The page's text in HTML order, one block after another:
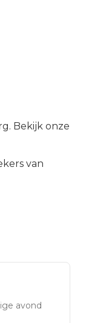
Bekijk onze
van
avond